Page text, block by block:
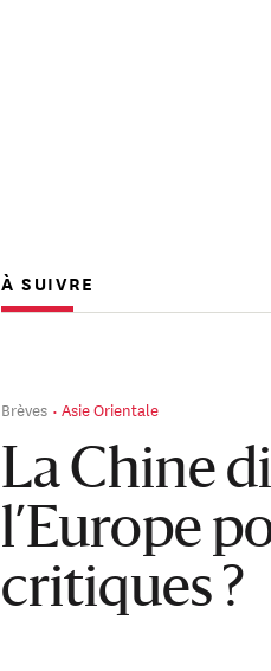
À SUIVRE
Brèves Asie Orientale
La Chine
l’Europe
critiques ?